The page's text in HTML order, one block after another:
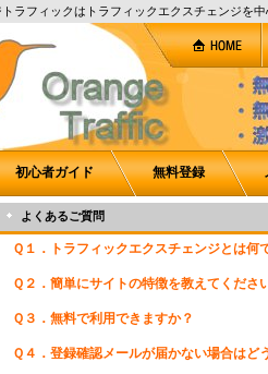
トラフィックはトラフィックエクスチェンジを
初心者ガイド 無料登録
よくあるご質問
Ｑ１．トラフィックエクスチェンジとは何
Ｑ２．簡単にサイトの特徴を教えてくださ
Ｑ３．無料で利用できますか？
Ｑ４．登録確認メールが届かない場合はど